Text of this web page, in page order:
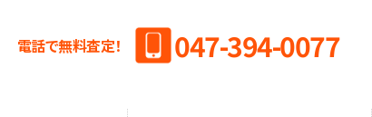
電話で無料査定！ 047-394-0077